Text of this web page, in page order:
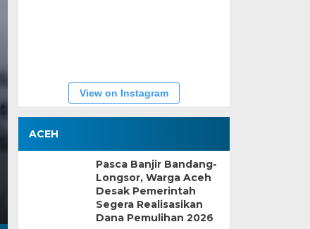
View on Instagram
ACEH
Pasca Banjir Bandang-
Longsor, Warga Aceh
Desak Pemerintah
Segera Realisasikan
Dana Pemulihan 2026